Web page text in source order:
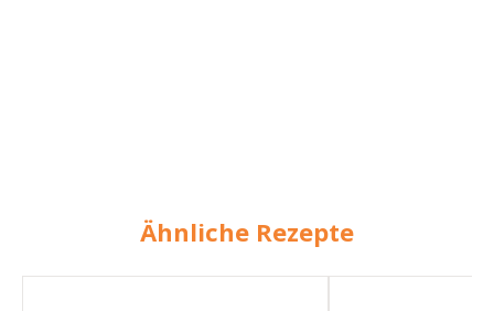
Ähnliche Rezepte